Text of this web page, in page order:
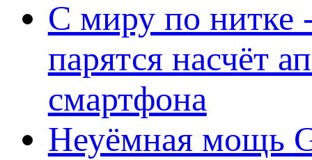
С миру по нитке
парятся насчёт
смартфона
Неуёмная мощь